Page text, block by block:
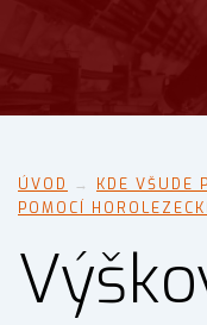
ÚVOD → KDE VŠUDE
POMOCÍ